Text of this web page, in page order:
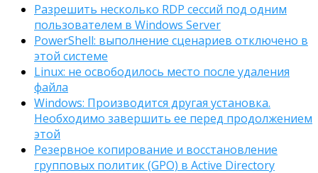
Разрешить несколько RDP сессий под одним
пользователем в Windows Server
PowerShell: выполнение сценариев отключено в
этой системе
Linux: не освободилось место после удаления
файла
Windows: Производится другая установка.
Необходимо завершить ее перед продолжением
этой
Резервное копирование и восстановление
групповых политик (GPO) в Active Directory